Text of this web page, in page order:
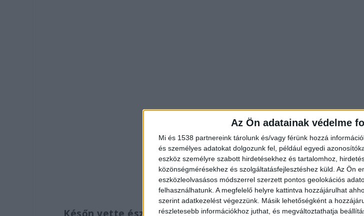
Az Ön adatainak védelme
Mi és 1538 partnereink tárolunk és/vagy férünk hozzá
és személyes adatokat dolgozunk fel, például egyedi
eszköz személyre szabott hirdetésekhez és tartalomhoz,
közönségmérésekhez és szolgáltatásfejlesztéshez küld. Az Ön
eszközleolvasásos módszerrel szerzett pontos geolokációs
felhasználhatunk. A megfelelő helyre kattintva hozzájárulhat
szerint adatkezelést végezzünk. Másik lehetőségként a
részletesebb információkhoz juthat, és megváltoztathatja
Későn vette észre a hibát